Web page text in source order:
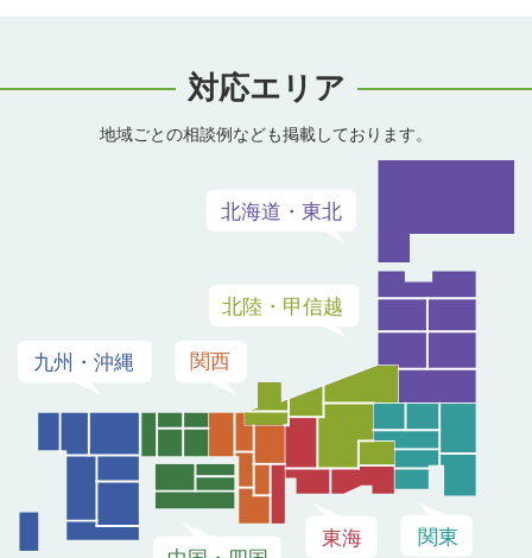
対応エリア
地域ごとの相談例なども掲載しております。